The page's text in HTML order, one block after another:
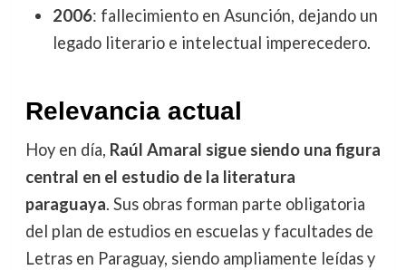
2006: fallecimiento en Asunción, dejando un
legado literario e intelectual imperecedero.
Relevancia actual
Hoy en día, Raúl Amaral sigue siendo una figura
central en el estudio de la literatura
paraguaya. Sus obras forman parte obligatoria
del plan de estudios en escuelas y facultades de
Letras en Paraguay, siendo ampliamente leídas y